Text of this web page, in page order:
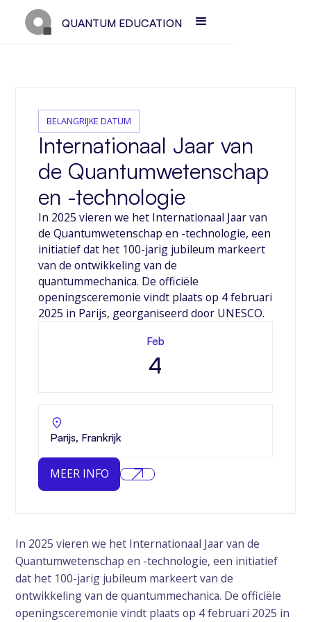
QUANTUM EDUCATION
BELANGRIJKE DATUM
Internationaal Jaar van
de Quantumwetenschap
en -technologie
In 2025 vieren we het Internationaal Jaar van
de Quantumwetenschap en -technologie, een
initiatief dat het 100-jarig jubileum markeert
van de ontwikkeling van de
quantummechanica. De officiële
openingsceremonie vindt plaats op 4 februari
2025 in Parijs, georganiseerd door UNESCO.
Feb
4
Parijs, Frankrijk
MEER INFO
In 2025 vieren we het Internationaal Jaar van de
Quantumwetenschap en -technologie, een initiatief
dat het 100-jarig jubileum markeert van de
ontwikkeling van de quantummechanica. De officiële
openingsceremonie vindt plaats op 4 februari 2025 in